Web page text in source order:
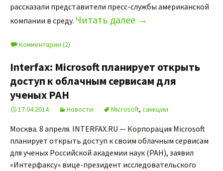
рассказали представители пресс-службы американской
компании в среду. Читать далее →
Комментарии (2)
Interfax: Microsoft планирует открыть
доступ к облачным сервисам для
ученых РАН
17.04.2014 Новости Microsoft, санкции
Москва. 8 апреля. INTERFAX.RU — Корпорация Microsoft
планирует открыть доступ к своим облачным сервисам
для ученых Российской академии наук (РАН), заявил
«Интерфаксу» вице-президент исследовательского